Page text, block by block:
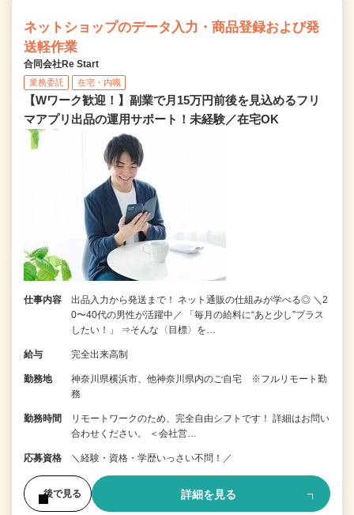
ネットショップのデータ入力・商品登録および発
送軽作業
合同会社Re Start
業務委託 在宅・内職
【Wワーク歓迎！】副業で月15万円前後を見込めるフリ
マアプリ出品の運用サポート！未経験／在宅OK
仕事内容
出品入力から発送まで！ ネット通販の仕組みが学べる◎ ＼2
0〜40代の男性が活躍中／ 「毎月の給料に“あと少し”プラス
したい！」 ⇒そんな〈目標〉を…
給与 完全出来高制
勤務地
神奈川県横浜市、他神奈川県内のご自宅 ※フルリモート勤
務
勤務時間
リモートワークのため、完全自由シフトです！ 詳細はお問い
合わせください。 ＜会社営…
応募資格 ＼経験・資格・学歴いっさい不問！／
後で見る 詳細を見る